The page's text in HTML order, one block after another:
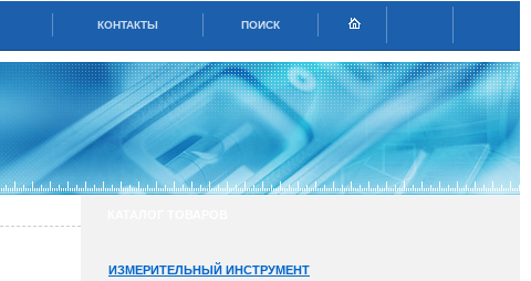
КОНТАКТЫ ПОИСК
ИЗМЕРИТЕЛЬНЫЙ ИНСТРУМЕНТ